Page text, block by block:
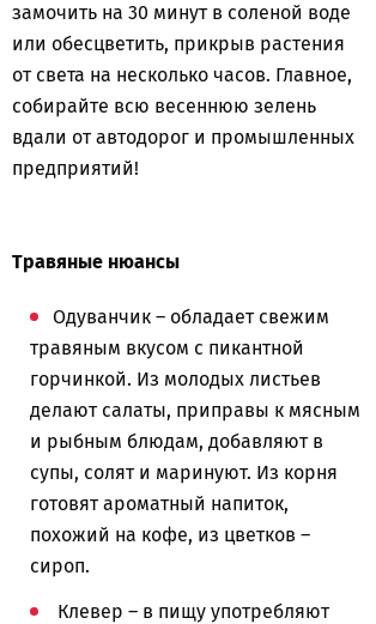
замочить на 30 минут в соленой воде
или обесцветить, прикрыв растения
от света на несколько часов. Главное,
собирайте всю весеннюю зелень
вдали от автодорог и промышленных
предприятий!
Травяные нюансы
Одуванчик – обладает свежим
травяным вкусом с пикантной
горчинкой. Из молодых листьев
делают салаты, приправы к мясным
и рыбным блюдам, добавляют в
супы, солят и маринуют. Из корня
готовят ароматный напиток,
похожий на кофе, из цветков –
сироп.
Клевер – в пищу употребляют